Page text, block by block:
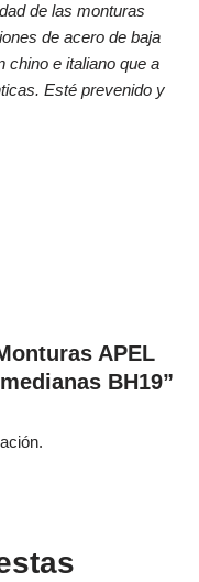
de las monturas
de acero de baja
chino e italiano que a
Esté prevenido y
APEL
BH19”